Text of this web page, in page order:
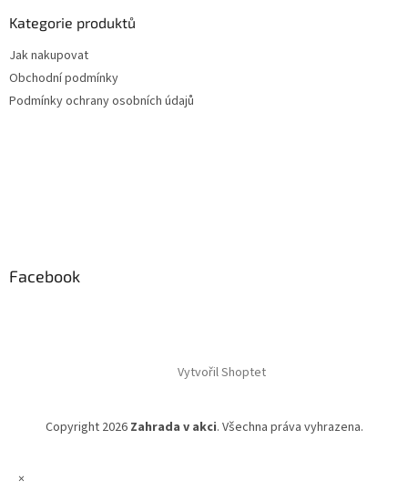
Kategorie produktů
Jak nakupovat
Obchodní podmínky
Podmínky ochrany osobních údajů
Facebook
Vytvořil Shoptet
Copyright 2026 Zahrada v akci. Všechna práva vyhrazena.
×